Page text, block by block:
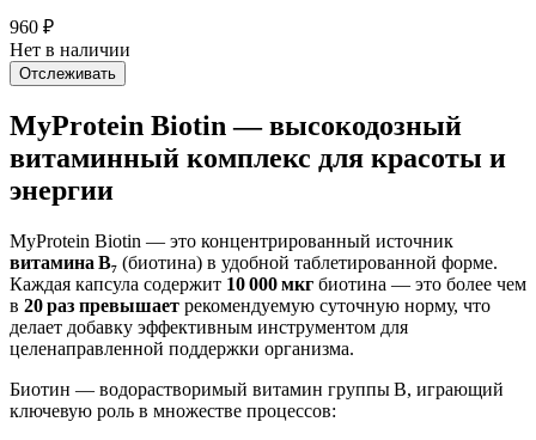
960 ₽
Нет в наличии
Отслеживать
MyProtein Biotin — высокодозный
витаминный комплекс для красоты и
энергии
MyProtein Biotin — это концентрированный источник
витамина B₇ (биотина) в удобной таблетированной форме.
Каждая капсула содержит 10 000 мкг биотина — это более чем
в 20 раз превышает рекомендуемую суточную норму, что
делает добавку эффективным инструментом для
целенаправленной поддержки организма.
Биотин — водорастворимый витамин группы B, играющий
ключевую роль в множестве процессов: